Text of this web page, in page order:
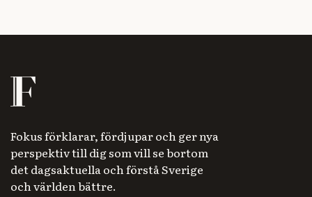
Fokus förklarar, fördjupar och ger nya
perspektiv till dig som vill se bortom
det dagsaktuella och förstå Sverige
och världen bättre.